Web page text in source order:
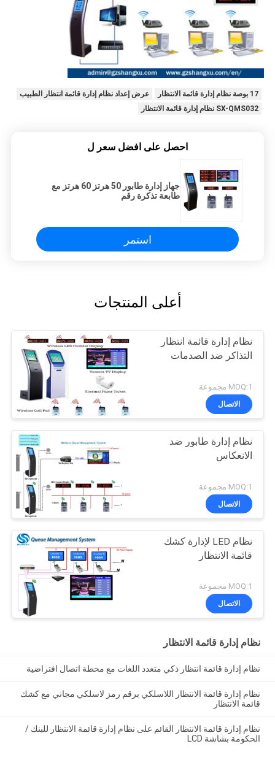
17 بوصة نظام إدارة قائمة الانتظار
عرض إعداد نظام إدارة قائمة انتظار الطبيب
SX-QMS032 نظام إدارة قائمة الانتظار
احصل على افضل سعر ل
جهاز إدارة طابور 50 هرتز 60 هرتز مع
طابعة تذكرة رقم
استمر
أعلى المنتجات
نظام إدارة قائمة انتظار
التذاكر ضد الصدمات
MOQ:1 مجموعة
الاتصال
نظام إدارة طابور ضد
الانعكاس
MOQ:1 مجموعة
الاتصال
نظام LED لإدارة كشك
قائمة الانتظار
MOQ:1 مجموعة
الاتصال
نظام إدارة قائمة الانتظار
نظام إدارة قائمة انتظار ذكي متعدد اللغات مع محطة اتصال افتراضية
نظام إدارة قائمة الانتظار اللاسلكي برقم رمز لاسلكي مجاني مع كشك
قائمة الانتظار
نظام إدارة قائمة الانتظار القائم على نظام إدارة قائمة الانتظار للبنك /
الحكومة بشاشة LCD